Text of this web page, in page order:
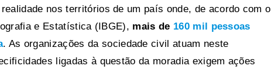
nos territórios de um país onde, de acordo com o
e Estatística (IBGE), mais de 160 mil pessoas
. As organizações da sociedade civil atuam neste
ligadas à questão da moradia exigem ações